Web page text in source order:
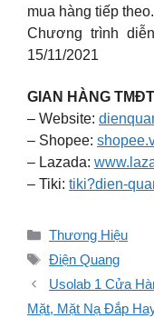
mua hàng tiếp theo.
Chương trình
15/11/2021
GIAN HÀNG
– Website:
– Shopee:
– Lazada:
– Tiki: tiki?dien-
Danh
mục
Thương Hiệu
Thẻ
Điện Quang
Usolab 1 Cửa
Mặt, Mặt Nạ Đắp